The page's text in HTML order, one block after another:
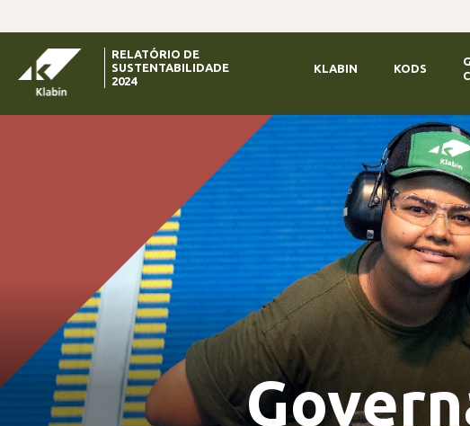
RELATÓRIO DE
SUSTENTABILIDADE
2024
KLABIN KODS